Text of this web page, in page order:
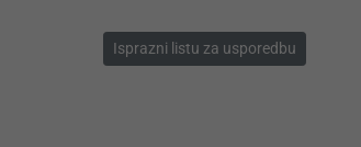
Isprazni listu za usporedbu